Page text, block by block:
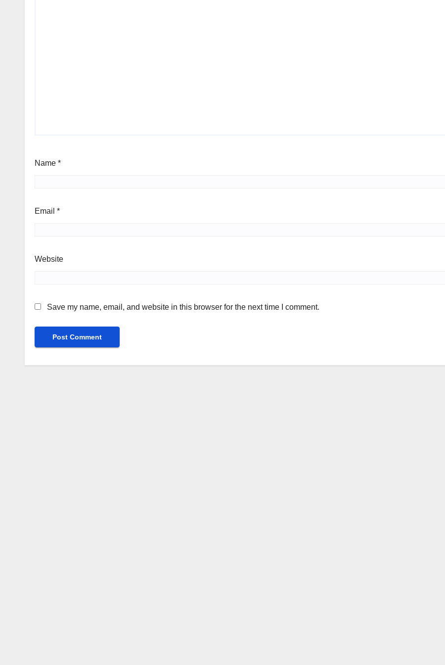
Name *
Email *
Website
Save my name, email, and website in this browser for the next time I comment.